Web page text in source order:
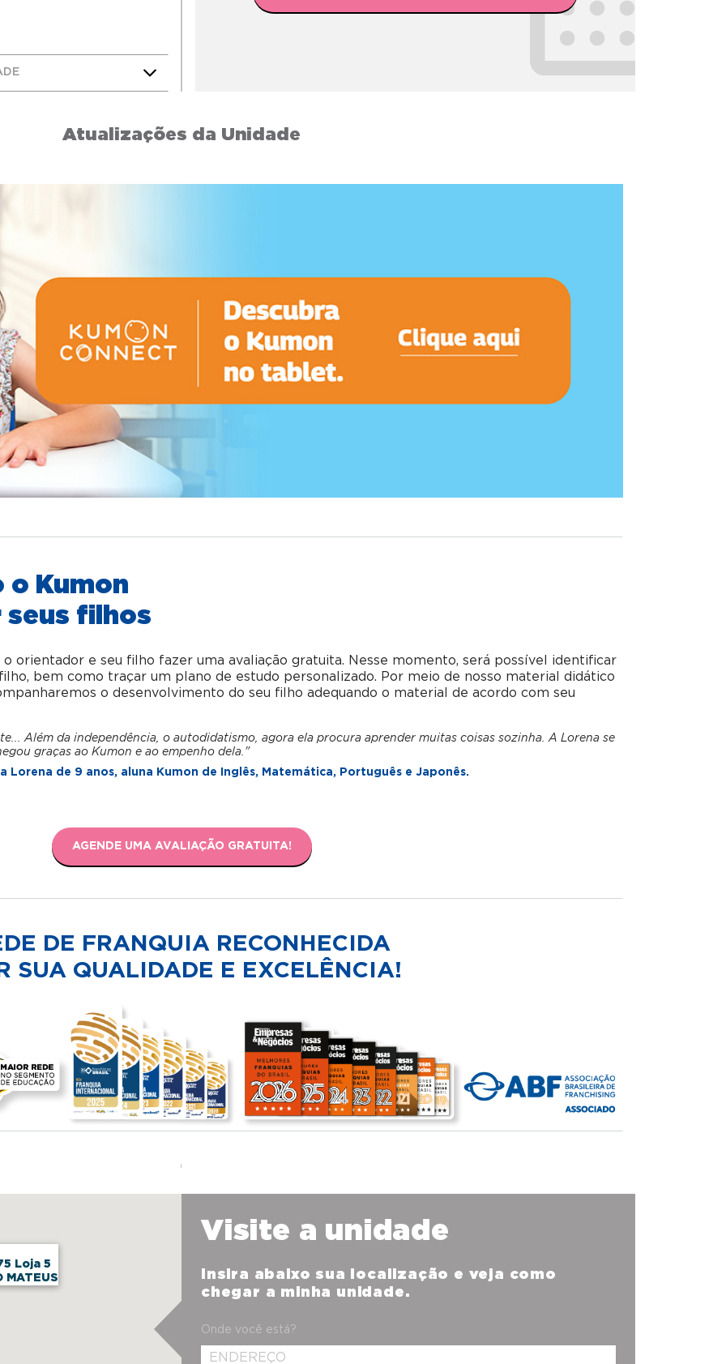
Atualizações da Unidade
o Kumon
filhos
orientador e seu filho fazer uma avaliação gratuita. Nesse momento, será possível identificar
bem como traçar um plano de estudo personalizado. Por meio de nosso material didático
o desenvolvimento do seu filho adequando o material de acordo com seu
Além da independência, o autodidatismo, agora ela procura aprender muitas coisas sozinha. A Lorena se
graças ao Kumon e ao empenho dela."
Lorena de 9 anos, aluna Kumon de Inglês, Matemática, Português e Japonês.
AGENDE UMA AVALIAÇÃO GRATUITA!
DE FRANQUIA RECONHECIDA
SUA QUALIDADE E EXCELÊNCIA!
Loja 5
MATEUS
Visite a unidade
Insira abaixo sua localização e veja como
chegar a minha unidade.
Onde você está?